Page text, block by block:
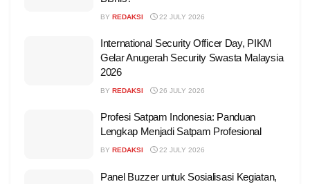
BY REDAKSI 22 JULY 2026
International Security Officer Day, PIKM
Gelar Anugerah Security Swasta Malaysia
2026
BY REDAKSI 26 JULY 2026
Profesi Satpam Indonesia: Panduan
Lengkap Menjadi Satpam Profesional
BY REDAKSI 22 JULY 2026
Panel Buzzer untuk Sosialisasi Kegiatan,